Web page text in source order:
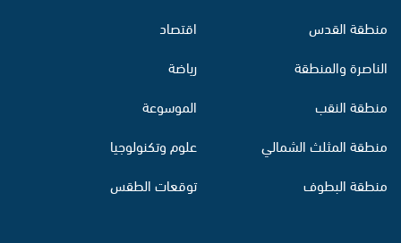
منطقة القدس
الناصرة والمنطقة
منطقة النقب
منطقة المثلث الشمالي
منطقة البطوف
اقتصاد
رياضة
الموسوعة
علوم وتكنولوجيا
توقعات الطقس